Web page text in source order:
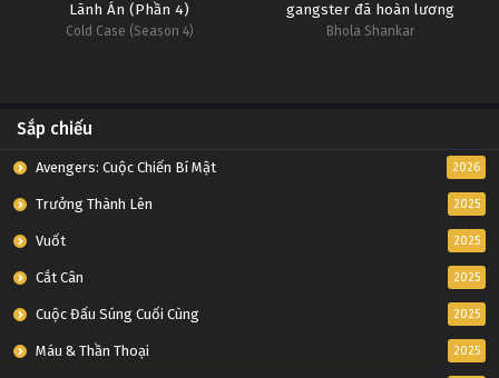
Lãnh Án (Phần 4)
Cold Case (Season 4)
gangster đã hoàn lương
Bhola Shankar
Sắp chiếu
Avengers: Cuộc Chiến Bí Mật 2026
Trưởng Thành Lên 2025
Vuốt 2025
Cắt Cân 2025
Cuộc Đấu Súng Cuối Cùng 2025
Máu & Thần Thoại 2025